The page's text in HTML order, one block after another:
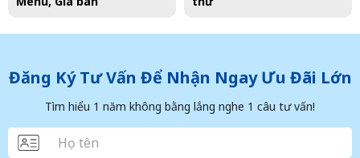
Đăng Ký Tư Vấn Để Nhận Ngay Ưu Đãi Lớn
Tìm hiểu 1 năm không bằng lắng nghe 1 câu tư vấn!